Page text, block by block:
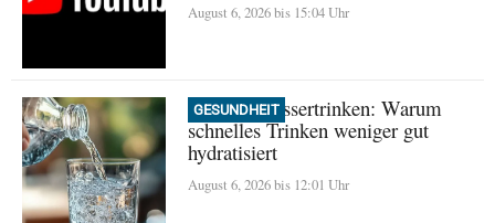
August 6, 2026 bis 15:04 Uhr
GESUNDHEIT
Mythos Wassertrinken: Warum
schnelles Trinken weniger gut
hydratisiert
August 6, 2026 bis 12:01 Uhr